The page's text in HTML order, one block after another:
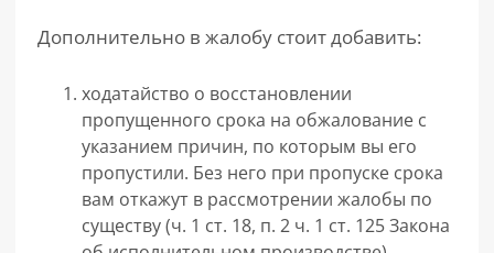
Дополнительно в жалобу стоит добавить:
ходатайство о восстановлении
пропущенного срока на обжалование с
указанием причин, по которым вы его
пропустили. Без него при пропуске срока
вам откажут в рассмотрении жалобы по
существу (ч. 1 ст. 18, п. 2 ч. 1 ст. 125 Закона